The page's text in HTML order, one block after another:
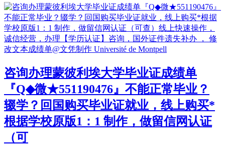
咨询办理蒙彼利埃大学毕业证成绩单
『Q◆微★551190476』不能正常毕业？
辍学？回国购买毕业证就业，线上购买*
根据学校原版1：1 制作，做留信网认证
（可